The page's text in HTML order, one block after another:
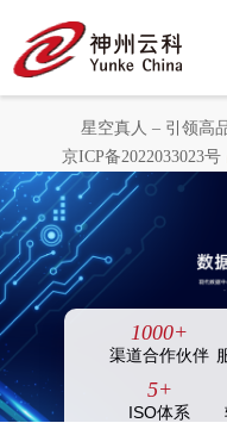
星空真人 – 引
空下的相遇法则
星空真人 – 引领高
京ICP备2022033023号
1000+
渠道合作伙伴
5+
ISO体系